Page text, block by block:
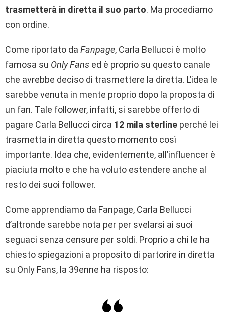
trasmetterà in diretta il suo parto. Ma procediamo
con ordine.
Come riportato da Fanpage, Carla Bellucci è molto
famosa su Only Fans ed è proprio su questo canale
che avrebbe deciso di trasmettere la diretta. L’idea le
sarebbe venuta in mente proprio dopo la proposta di
un fan. Tale follower, infatti, si sarebbe offerto di
pagare Carla Bellucci circa 12 mila sterline perché lei
trasmetta in diretta questo momento così
importante. Idea che, evidentemente, all’influencer è
piaciuta molto e che ha voluto estendere anche al
resto dei suoi follower.
Come apprendiamo da Fanpage, Carla Bellucci
d’altronde sarebbe nota per per svelarsi ai suoi
seguaci senza censure per soldi. Proprio a chi le ha
chiesto spiegazioni a proposito di partorire in diretta
su Only Fans, la 39enne ha risposto: